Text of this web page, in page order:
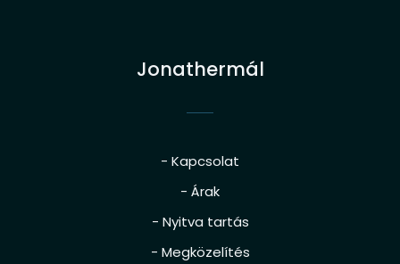
Jonathermál
- Kapcsolat
- Árak
- Nyitva tartás
- Megközelítés